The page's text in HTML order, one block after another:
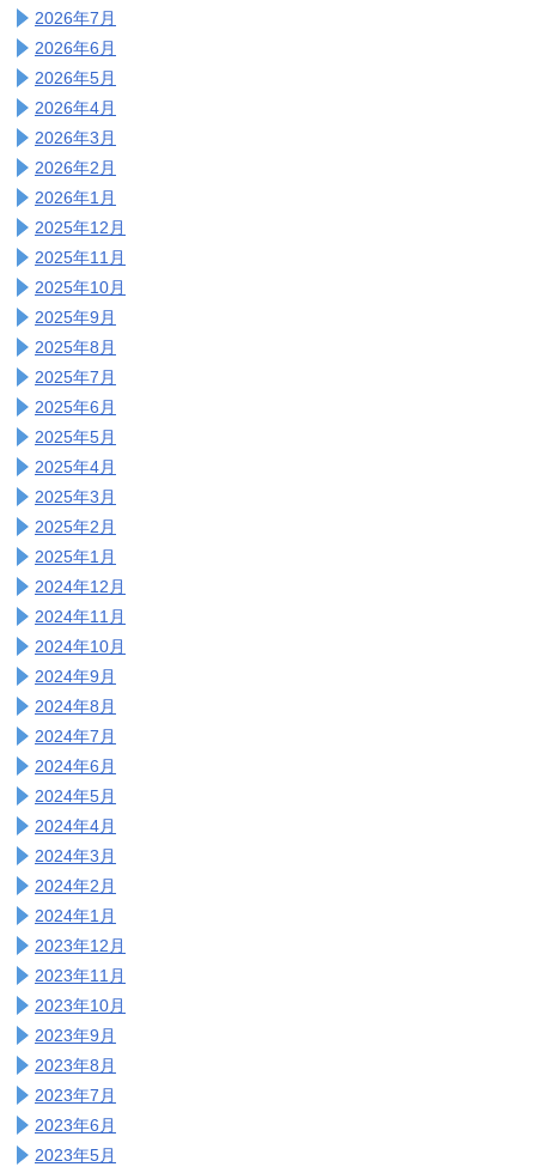
2026年7月
2026年6月
2026年5月
2026年4月
2026年3月
2026年2月
2026年1月
2025年12月
2025年11月
2025年10月
2025年9月
2025年8月
2025年7月
2025年6月
2025年5月
2025年4月
2025年3月
2025年2月
2025年1月
2024年12月
2024年11月
2024年10月
2024年9月
2024年8月
2024年7月
2024年6月
2024年5月
2024年4月
2024年3月
2024年2月
2024年1月
2023年12月
2023年11月
2023年10月
2023年9月
2023年8月
2023年7月
2023年6月
2023年5月